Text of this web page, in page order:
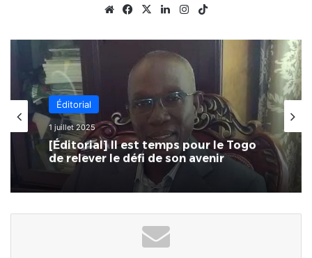
WebsiteFacebook
X LinkedinInstagram
Éditorial
1 juillet 2025
[Éditorial] Il est temps pour le Togo
de relever le défi de son avenir